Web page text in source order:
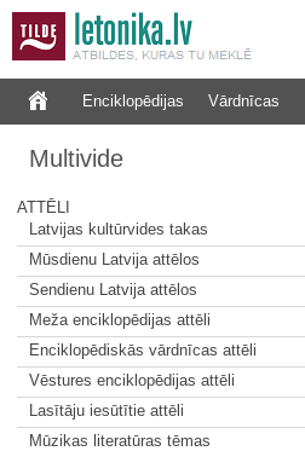
Enciklopēdijas Vārdnīcas
Multivide
ATTĒLI
Latvijas kultūrvides takas
Mūsdienu Latvija attēlos
Sendienu Latvija attēlos
Meža enciklopēdijas attēli
Enciklopēdiskās vārdnīcas attēli
Vēstures enciklopēdijas attēli
Lasītāju iesūtītie attēli
Mūzikas literatūras tēmas